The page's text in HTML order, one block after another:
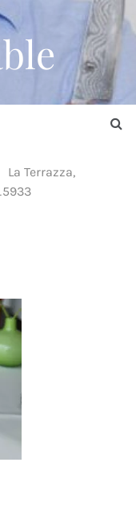
La Terrazza,